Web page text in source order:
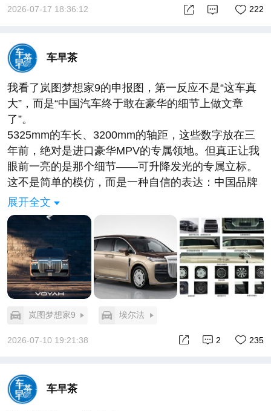
拟考”里先刷够题，到了真实考场直接答题。这种数据
构被彻底改写。
当研发成本被打下来，终端价格自然守不住高位。小
鹏只是第一个把这张牌明牌打出来的。
当然，MONA L03的产品力不止智驾。前法拉利设计
师操刀的外观、Cd0.228的风阻、650km纯电续航、
1380km增程总续航、欧洲五星安全标准——这些放在
12万级，本身已经够卷。但真正让这台车具有“行业意
义”的，是它把高阶智驾从“选装清单”变成了“基本配
置”。
有同行说小鹏这是在“破坏行业秩序”。我不这么看。
破坏秩序和建立新秩序是同一件事的两面。 当一项技
术已经具备普及的条件却仍然被当作溢价筹码时，打
破它的人不是在破坏，而是在纠偏。
中国汽车出海的上半场比的是“谁先把车造出来卖出
去”，下半场比的是“谁先把AI能力以最低成本部署到
全球”。小鹏用一台12万级的车告诉所有人：智驾不该
是少数人的玩具，它是所有人的安全带。
这或许才是物理AI for All的真正含义。
12万，650公里续航，能跑欧洲街头的纯视觉智驾。
三年前没人相信这个组合能同时出现。但2026年7月
小鹏MONA L03今晚全球上市#风云A9预售开启11.59
万元起
2026-07-17 18:36:12 222
车早茶
我看了岚图梦想家9的申报图，第一反应不是“这车真
大”，而是“中国汽车终于敢在豪华的细节上做文章
了”。
5325mm的车长、3200mm的轴距，这些数字放在三
年前，绝对是进口豪华MPV的专属领地。但真正让我
眼前一亮的是那个细节——可升降发光的专属立标。
这不是简单的模仿，而是一种自信的表达：中国品牌
不再满足于做“平替”，而是开始用自己的方式诠释什
么是东方审美下的尊崇感。
这个细节的意义远不止于好看。过去几十年，高端汽
车市场的“仪式感”话语权一直被欧美品牌垄断。欢庆
女神、星辉立标，这些符号承载的是百年品牌的历史
积淀。而岚图做了一个非常聪明的换道——既然无法
在时间维度上追赶，那就用科技重新书写“仪式感”的
定义。立标不再是冰冷的金属雕塑，而是可升降、可
发光、可互动的智能符号。这是中国消费者最熟悉的
表达方式：把科技的温度，融进每一次解锁、每一次
更令人振奋的是技术层面的“勇闯无人区”。全域L3架
构、896线主激光雷达、120kWh电池包，这些参数放
在任何一款车上都算激进，更何况是一台MPV。这说
展开全文
岚图梦想家9 埃尔法
2026-07-10 19:21:38 235
2
车早茶